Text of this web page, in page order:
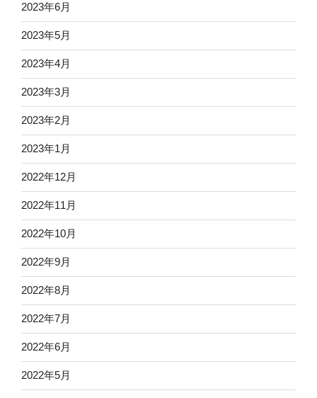
2023年6月
2023年5月
2023年4月
2023年3月
2023年2月
2023年1月
2022年12月
2022年11月
2022年10月
2022年9月
2022年8月
2022年7月
2022年6月
2022年5月